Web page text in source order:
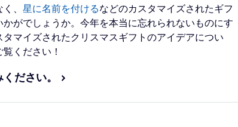
、 星に名前を付けるなどのカスタマイズされたギフ
かがでしょうか。今年を本当に忘れられないものにす
タマイズされたクリスマスギフトのアイデアについ
ください！
ださい。